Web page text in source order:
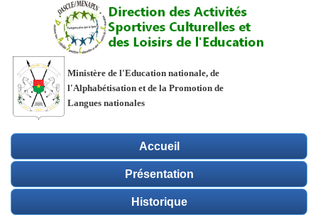
Ministère de l'Education nationale, de
l'Alphabétisation et de la Promotion de
Langues nationales
Accueil
Présentation
Historique